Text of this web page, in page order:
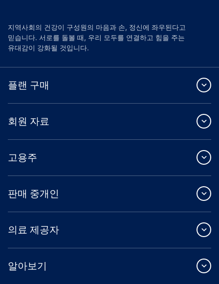
지역사회의 건강이 구성원의 마음과 손, 정신에 좌우된다고
믿습니다. 서로를 돌볼 때, 우리 모두를 연결하고 힘을 주는
유대감이 강화될 것입니다.
플랜 구매
회원 자료
고용주
판매 중개인
의료 제공자
알아보기